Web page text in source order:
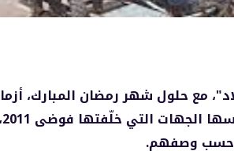
مع حلول شهر رمضان المبارك،
حسب وصفهم.